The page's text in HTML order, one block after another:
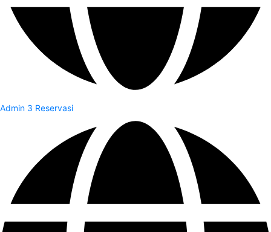
Admin 3 Reservasi